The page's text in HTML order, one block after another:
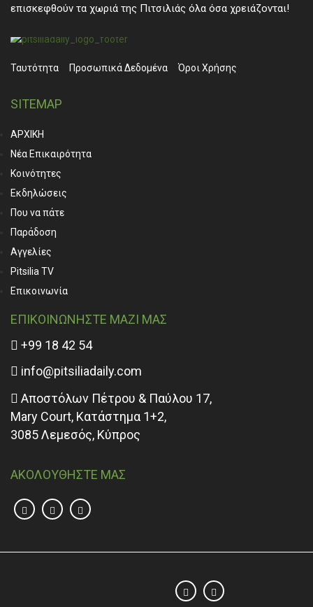
επισκεφθούν τα χωριά της Πιτσιλιάς όλα όσα χρειάζονται!
Ταυτότητα Προσωπικά ∆εδομένα Όροι Χρήσης
SITEMAP
ΑΡΧΙΚΗ
Νέα Επικαιρότητα
Κοινότητες
Εκδηλώσεις
Που να πάτε
Παράδοση
Αγγελίες
Pitsilia TV
Επικοινωνία
ΕΠΙΚΟΙΝΩΝΗΣΤΕ ΜΑΖΙ ΜΑΣ
+99 18 42 54
info@pitsiliadaily.com
Αποστόλων Πέτρου & Παύλου 17,
Mary Court, Κατάστημα 1+2,
3085 Λεμεσός, Κύπρος
ΑΚΟΛΟΥΘΗΣΤΕ ΜΑΣ